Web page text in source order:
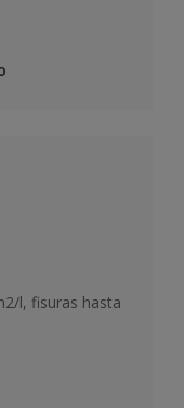
l, fisuras hasta